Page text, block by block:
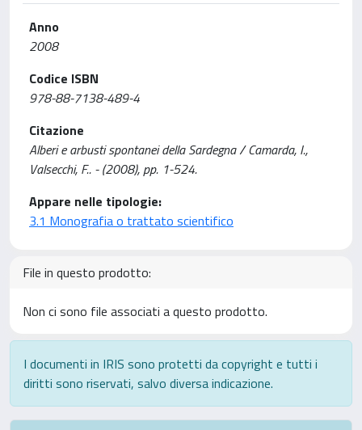
Anno
2008
Codice ISBN
978-88-7138-489-4
Citazione
Alberi e arbusti spontanei della Sardegna / Camarda, I.,
Valsecchi, F.. - (2008), pp. 1-524.
Appare nelle tipologie:
3.1 Monografia o trattato scientifico
File in questo prodotto:
Non ci sono file associati a questo prodotto.
I documenti in IRIS sono protetti da copyright e tutti i
diritti sono riservati, salvo diversa indicazione.